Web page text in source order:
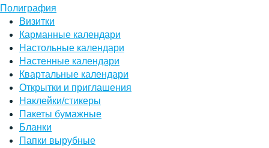
Полиграфия
Визитки
Карманные календари
Настольные календари
Настенные календари
Квартальные календари
Открытки и приглашения
Наклейки/стикеры
Пакеты бумажные
Бланки
Папки вырубные